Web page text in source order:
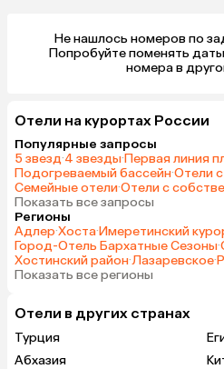
Не нашлось номеров по
номера в
Отели на курортах России
Популярные запросы
5 звезд·4 звезды·Первая линия
Подогреваемый бассейн·Отели
Семейные отели·Отели с
Показать все запросы
Регионы
Адлер·Хоста·Имеретинский
Город-Отель Бархатные Сезоны·
Хостинский район·Лазаревское·
Показать все регионы
Отели в других странах
Турция
Абхазия